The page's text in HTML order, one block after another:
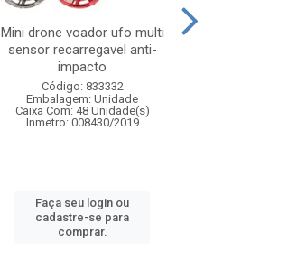
Mini drone voador ufo multi
sensor recarregavel anti-
impacto
Código: 833332
Embalagem: Unidade
Caixa Com: 48 Unidade(s)
Inmetro: 008430/2019
Faça seu login ou
cadastre-se para
comprar.